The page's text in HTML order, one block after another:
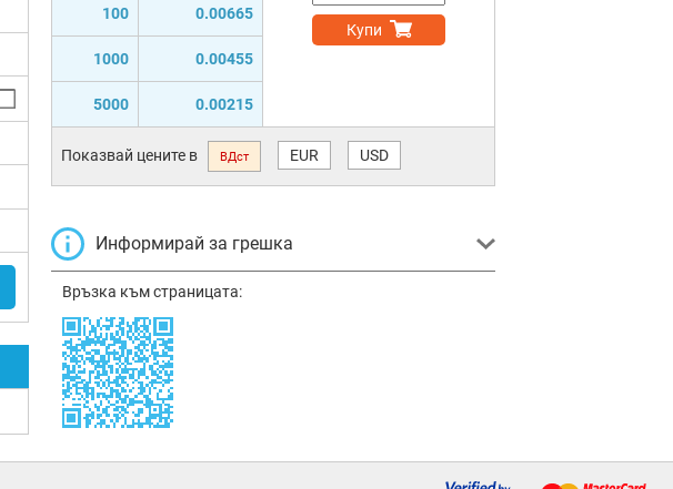
100 0.00665
1000 0.00455
5000 0.00215
Купи
Показвай цените в ВДст EUR USD
Информирай за грешка
Връзка към страницата: